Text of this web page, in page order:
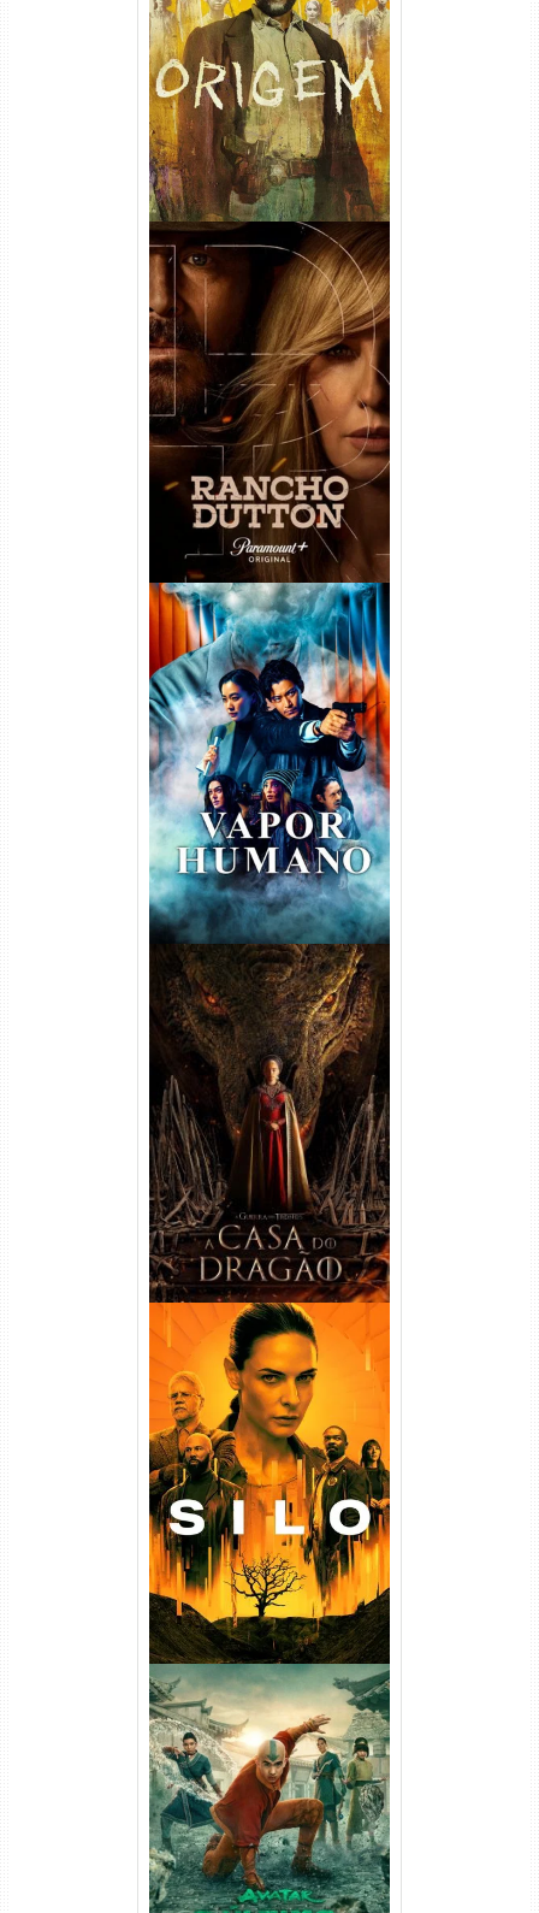
Origem 4ª Temporada Torrent
(2026) WEB-DL 1080p/4K
Dual Áudio
Rancho Dutton 1ª
Temporada Torrent (2026)
WEB-DL 1080p Dual Áudio
Vapor Humano 1ª Temporada
Torrent (2026) WEB-DL 1080p
Dual Áudio
A Casa do Dragão 1ª
Temporada Torrent (2022)
WEB-DL 720p/1080p Dual
Áudio
Silo 1ª Temporada Torrent
(2023) WEB-DL
720p/1080p/4K Dual Áudio
Avatar: O Último Mestre do
Ar 2ª Temporada Torrent
(2026) WEB-DL 1080p Dual
Áudio